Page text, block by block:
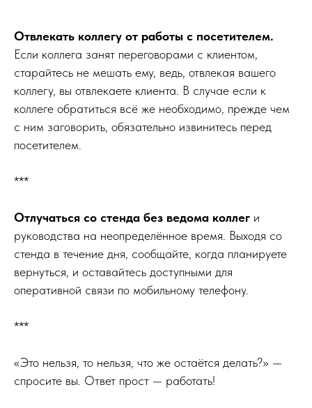
Отвлекать коллегу от работы с посетителем.
Если коллега занят переговорами с клиентом,
старайтесь не мешать ему, ведь, отвлекая вашего
коллегу, вы отвлекаете клиента. В случае если к
коллеге обратиться всё же необходимо, прежде чем
с ним заговорить, обязательно извинитесь перед
посетителем.
***
Отлучаться со стенда без ведома коллег и
руководства на неопределённое время. Выходя со
стенда в течение дня, сообщайте, когда планируете
вернуться, и оставайтесь доступными для
оперативной связи по мобильному телефону.
***
«Это нельзя, то нельзя, что же остаётся делать?» —
спросите вы. Ответ прост — работать!